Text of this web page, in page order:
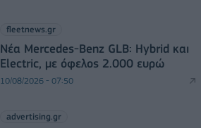
fleetnews.gr
Νέα Mercedes-Benz GLB: Hybrid και
Electric, με όφελος 2.000 ευρώ
10/08/2026 - 07:50
advertising.gr